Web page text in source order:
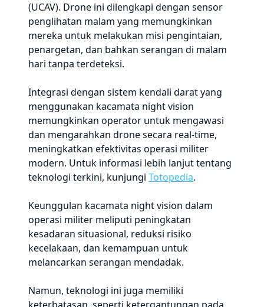
(UCAV). Drone ini dilengkapi dengan sensor
penglihatan malam yang memungkinkan
mereka untuk melakukan misi pengintaian,
penargetan, dan bahkan serangan di malam
hari tanpa terdeteksi.
Integrasi dengan sistem kendali darat yang
menggunakan kacamata night vision
memungkinkan operator untuk mengawasi
dan mengarahkan drone secara real-time,
meningkatkan efektivitas operasi militer
modern. Untuk informasi lebih lanjut tentang
teknologi terkini, kunjungi Totopedia.
Keunggulan kacamata night vision dalam
operasi militer meliputi peningkatan
kesadaran situasional, reduksi risiko
kecelakaan, dan kemampuan untuk
melancarkan serangan mendadak.
Namun, teknologi ini juga memiliki